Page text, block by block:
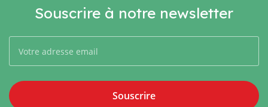
Souscrire à notre newsletter
Souscrire